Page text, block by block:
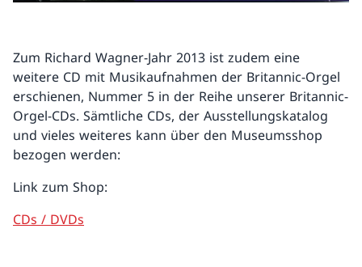
Zum Richard Wagner-Jahr 2013 ist zudem eine
weitere CD mit Musikaufnahmen der Britannic-Orgel
erschienen, Nummer 5 in der Reihe unserer Britannic-
Orgel-CDs. Sämtliche CDs, der Ausstellungskatalog
und vieles weiteres kann über den Museumsshop
bezogen werden:
Link zum Shop:
CDs / DVDs